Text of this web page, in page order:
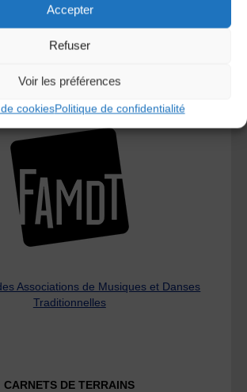
Accepter
Refuser
Voir les préférences
cookiesPolitique de confidentialité
distributeur des musiques Trad'
EST MEMBRE DE LA
Associations de Musiques et Danses
Traditionnelles
CARNETS DE TERRAINS